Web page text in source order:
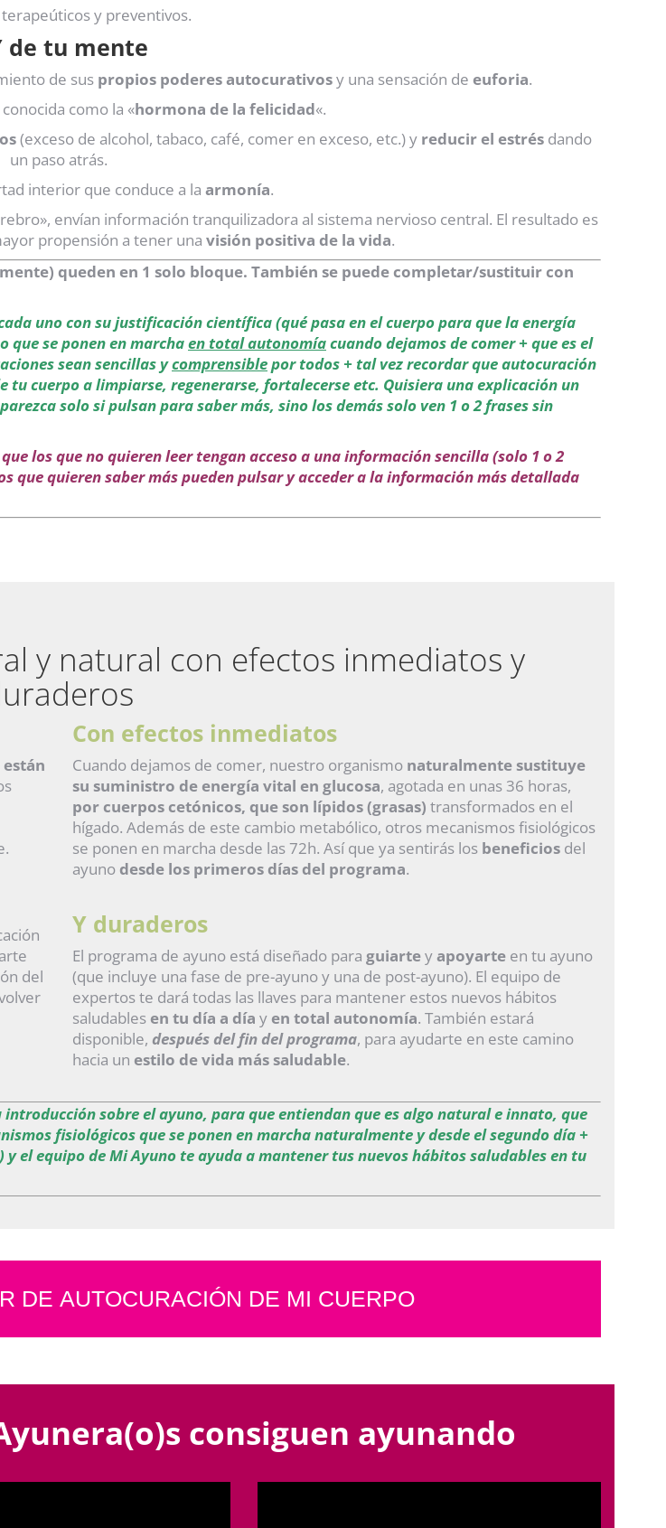
y preventivos.
de tu mente
de sus propios poderes autocurativosy una sensación de euforia.
como la «hormona de la felicidad«.
(exceso de alcohol, tabaco, café, comer en exceso, etc.) y reducir el estrés dando
un paso atrás.
interior que conduce a la armonía.
envían información tranquilizadora al sistema nervioso central. El resultado es
propensión a tener una visión positiva de la vida.
queden en 1 solo bloque. También se puede completar/sustituir con
uno con su justificación científica (qué pasa en el cuerpo para que la energía
que se ponen en marchaen total autonomíacuando dejamos de comer + que es el
sean sencillas ycomprensiblepor todos + tal vez recordar que autocuración
tu cuerpo a limpiarse, regenerarse, fortalecerse etc. Quisiera una explicación un
solo si pulsan para saber más, sino los demás solo ven 1 o 2 frases sin
los que no quieren leer tengan acceso a una información sencilla (solo 1 o 2
que quieren saber más pueden pulsar y acceder a la información más detallada
y natural con efectos inmediatos y
están
del
Con efectos inmediatos
Cuando dejamos de comer, nuestro organismo naturalmente sustituye
su suministro de energía vital en glucosa, agotada en unas 36 horas,
por cuerpos cetónicos, que son lípidos (grasas) transformados en el
hígado. Además de este cambio metabólico, otros mecanismos fisiológicos
se ponen en marcha desde las 72h. Así que ya sentirás los beneficios del
ayuno desde los primeros días del programa.
Y duraderos
El programa de ayuno está diseñado para guiarteyapoyarte en tu ayuno
(que incluye una fase de pre-ayuno y una de post-ayuno). El equipo de
expertos te dará todas las llaves para mantener estos nuevos hábitos
saludables en tu día a día y en total autonomía. También estará
disponible, después del fin del programa, para ayudarte en este camino
hacia un estilo de vida más saludable.
sobre el ayuno, para que entiendan que es algo natural e innato, que
fisiológicos que se ponen en marcha naturalmente y desde el segundo día +
y el equipo de Mi Ayuno te ayuda a mantener tus nuevos hábitos saludables en tu
DE AUTOCURACIÓN DE MI CUERPO
consiguen ayunando